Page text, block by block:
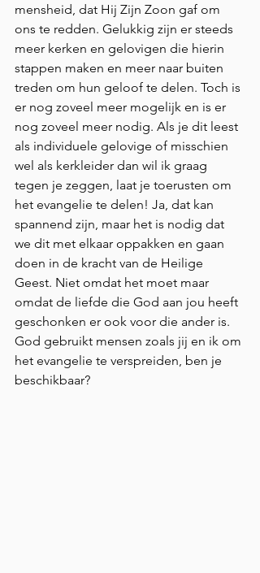
mensheid, dat Hij Zijn Zoon gaf om
ons te redden. Gelukkig zijn er steeds
meer kerken en gelovigen die hierin
stappen maken en meer naar buiten
treden om hun geloof te delen. Toch is
er nog zoveel meer mogelijk en is er
nog zoveel meer nodig. Als je dit leest
als individuele gelovige of misschien
wel als kerkleider dan wil ik graag
tegen je zeggen, laat je toerusten om
het evangelie te delen! Ja, dat kan
spannend zijn, maar het is nodig dat
we dit met elkaar oppakken en gaan
doen in de kracht van de Heilige
Geest. Niet omdat het moet maar
omdat de liefde die God aan jou heeft
geschonken er ook voor die ander is.
God gebruikt mensen zoals jij en ik om
het evangelie te verspreiden, ben je
beschikbaar?